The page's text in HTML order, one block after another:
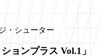
・シューター
ョンプラス Vol.1」